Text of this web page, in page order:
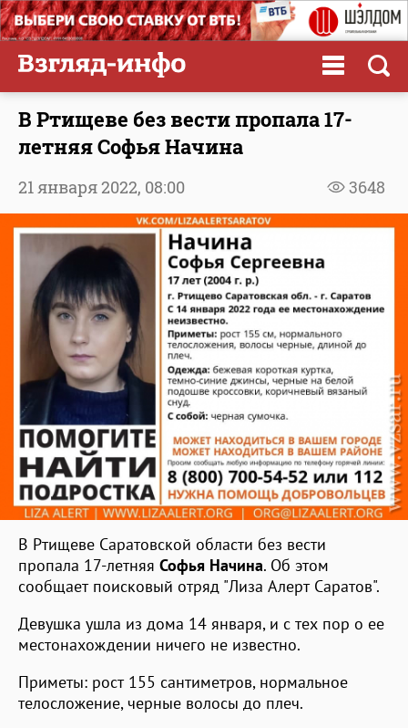
В Ртищеве без вести пропала 17-
летняя Софья Начина
3648
21 января 2022, 08:00
В Ртищеве Саратовской области без вести
пропала 17-летняя Софья Начина. Об этом
сообщает поисковый отряд "Лиза Алерт Саратов".
Девушка ушла из дома 14 января, и с тех пор о ее
местонахождении ничего не известно.
Приметы: рост 155 сантиметров, нормальное
телосложение, черные волосы до плеч.